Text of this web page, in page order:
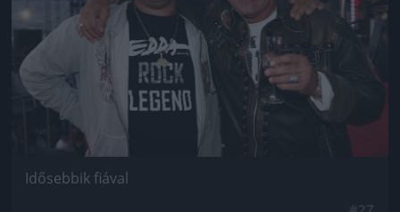
Idősebbik fiával